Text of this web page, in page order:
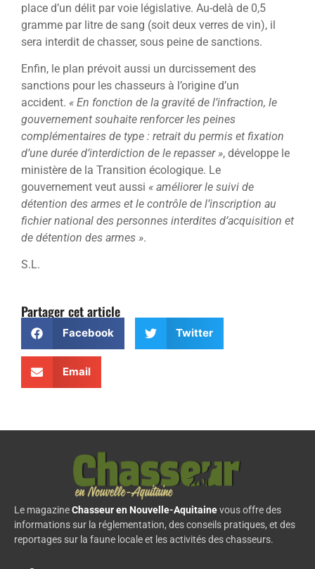
place d’un délit par voie législative. Au-delà de 0,5
gramme par litre de sang (soit deux verres de vin), il
sera interdit de chasser, sous peine de sanctions.
Enfin, le plan prévoit aussi un durcissement des
sanctions pour les chasseurs à l’origine d’un
accident. « En fonction de la gravité de l’infraction, le
gouvernement souhaite renforcer les peines
complémentaires de type : retrait du permis et fixation
d’une durée d’interdiction de le repasser », développe le
ministère de la Transition écologique. Le
gouvernement veut aussi « améliorer le suivi de
détention des armes et le contrôle de l’inscription au
fichier national des personnes interdites d’acquisition et
de détention des armes ».
S.L.
Partager cet article
Facebook Twitter
Email
Le magazineChasseur en Nouvelle-Aquitainevous offre des
informations sur la réglementation, des conseils pratiques, et des
reportages sur la faune locale et les activités des chasseurs.